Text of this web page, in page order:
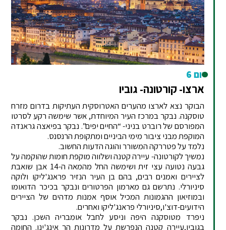
יום 6
ארצו- קורטונה- גוביו
הבוקר נצא לארצו מהערים האטרוסקית העתיקות בדרום מזרח
טוסקנה. נבקר במרכז העיר המיוחדת, אשר שימשה רקע לסרטו
המפורסם של רוברט בניני- “החיים יפים”. נבקר בפיאצה גראנדה
המוקפת מבני ציבור מימי הביניים ומתקופת הרנסנס.
נלמד על פטררקה המשורר והוגה הדעות החשוב.
נמשיך לקורטונה- עיירה קטנה ושלווה מוקפת חומות שהוקמה על
גבעה נטועה עצי זית ושימשה החל מהמאה ה-14 אבן שואבת
לציירים ואמנים רבים, בהם בן העיר הנזיר פראנג'ליקו ולוקה
סיניורלי. נתרשם גם מארמון הפרטורים ונבקר בכיכר הדואומו
ובמוזיאון ההגמונות המכיל אוסף אמנות מדהים של הציירים
הידועים-דוצ'ו,סיניורלי פראנג'ליקו ואחרים.
ניפרד מטוסקנה היפה וניסע לחבל אומבריה השכן. נבקר
בגוביו,עיירה קטנה הנפרשת על מדרונות הר אינג'ינו. החומה